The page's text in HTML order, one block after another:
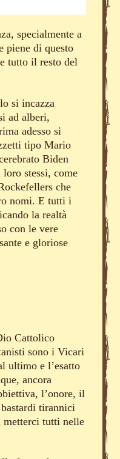
specialmente a
piene di questo
tutto il resto del
si incazza
ad alberi,
adesso si
tipo Mario
Biden
stessi, come
che
nomi. E tutti i
la realtà
con le vere
e gloriose
Cattolico
sono i Vicari
ultimo e l’esatto
ancora
l’onore, il
tirannici
metterci tutti nelle